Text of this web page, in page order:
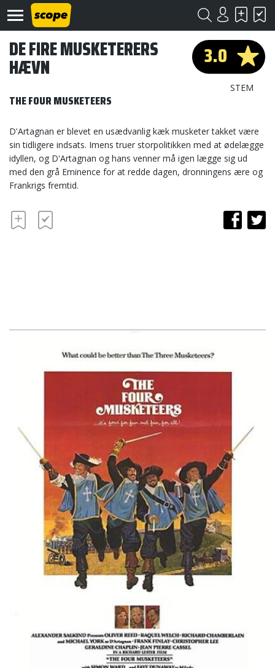
Om
Scope
Kontakt
3.0
STEM
DE FIRE MUSKETERERS
HÆVN
THE FOUR MUSKETEERS
D'Artagnan er blevet en usædvanlig kæk musketer takket være
sin tidligere indsats. Imens truer storpolitikken med at ødelægge
idyllen, og D'Artagnan og hans venner må igen lægge sig ud
med den grå Eminence for at redde dagen, dronningens ære og
Frankrigs fremtid.